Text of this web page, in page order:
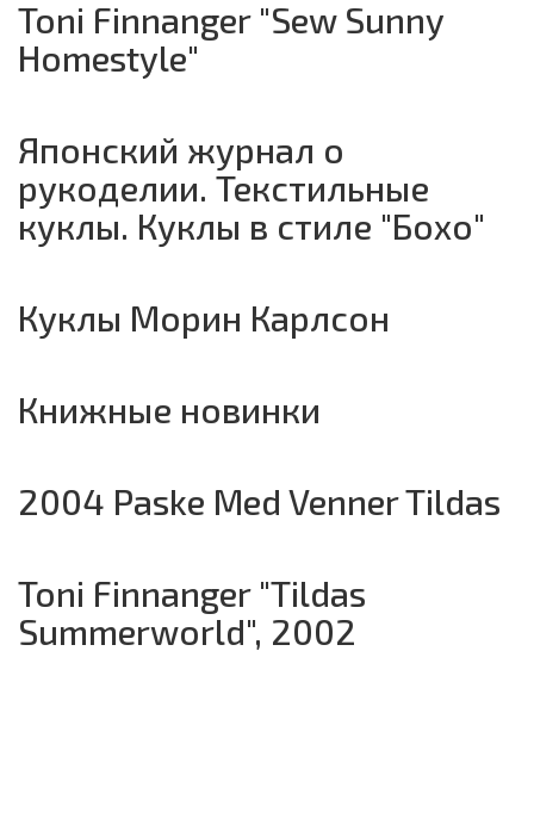
Toni Finnanger "Sew Sunny
Homestyle"
Японский журнал о
рукоделии. Текстильные
куклы. Куклы в стиле "Бохо"
Куклы Морин Карлсон
Книжные новинки
2004 Paske Med Venner Tildas
Toni Finnanger "Tildas
Summerworld", 2002